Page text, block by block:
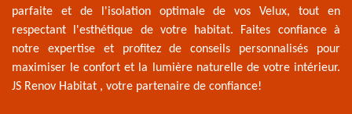
parfaite et de l'isolation optimale de vos Velux, tout en
respectant l'esthétique de votre habitat. Faites confiance à
notre expertise et profitez de conseils personnalisés pour
maximiser le confort et la lumière naturelle de votre intérieur.
JS Renov Habitat , votre partenaire de confiance!